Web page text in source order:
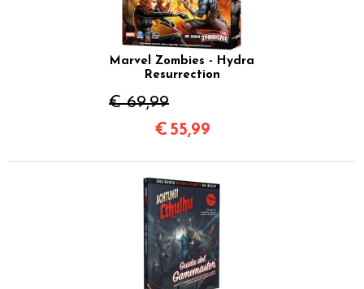
Marvel Zombies - Hydra
Resurrection
€ 69,99
€ 55,99